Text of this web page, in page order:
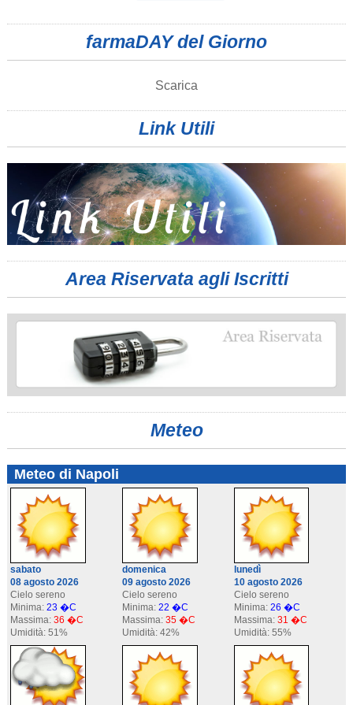
farmaDAY del Giorno
Scarica
Link Utili
Area Riservata agli Iscritti
Meteo
Meteo di Napoli
sabato
08 agosto 2026
Cielo sereno
Minima:23 �C
Massima:36 �C
Umidità: 51%
domenica
09 agosto 2026
Cielo sereno
Minima:22 �C
Massima:35 �C
Umidità: 42%
lunedì
10 agosto 2026
Cielo sereno
Minima:26 �C
Massima:31 �C
Umidità: 55%